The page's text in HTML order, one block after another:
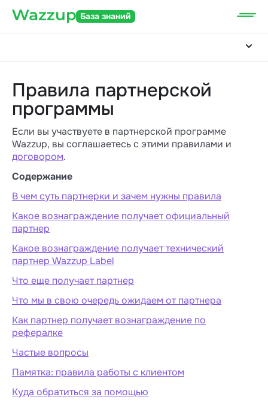
База знаний
Правила партнерской
программы
Если вы участвуете в партнерской программе
Wazzup, вы соглашаетесь с этими правилами и
договором.
Содержание
В чем суть партнерки и зачем нужны правила
Какое вознаграждение получает официальный
партнер
Какое вознаграждение получает технический
партнер Wazzup Label
Что еще получает партнер
Что мы в свою очередь ожидаем от партнера
Как партнер получает вознаграждение по
рефералке
Частые вопросы
Памятка: правила работы с клиентом
Куда обратиться за помощью